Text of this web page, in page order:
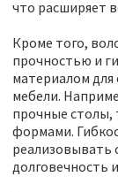
что расширяет
Кроме того,
прочностью и
материалом для
мебели.
прочные столы,
формами.
реализовывать
долговечность